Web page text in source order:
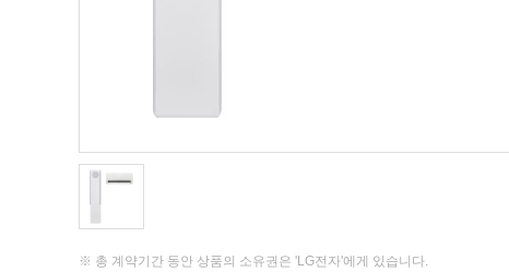
※ 총 계약기간 동안 상품의 소유권은 'LG전자'에게 있습니다.